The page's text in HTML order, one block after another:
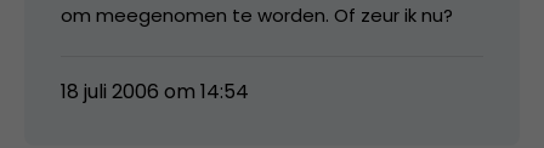
om meegenomen te worden. Of zeur ik nu?
18 juli 2006 om 14:54